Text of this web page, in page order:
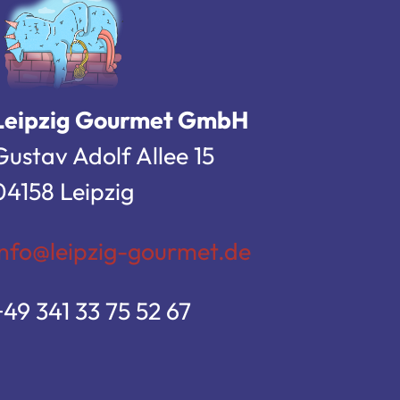
Gourmet GmbH
Adolf Allee 15
Leipzig
gourmet.de
341 33 75 52 67